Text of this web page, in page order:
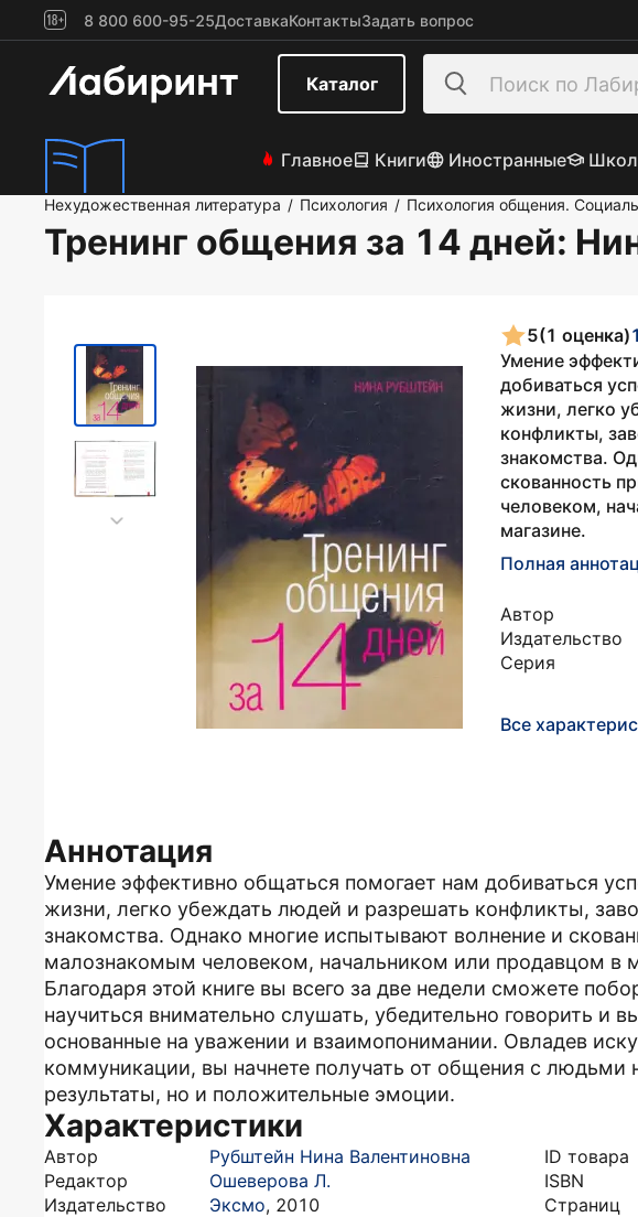
8 800 600-95-25ДоставкаКонтактыЗадать вопрос
Каталог
Главное Книги Иностранные
Нехудожественная литература / Психология / Психология общения.
Тренинг общения за 14 дней:
5(1 оценка)
Умение
добиваться
жизни, легко
конфликты,
знакомства.
скованность
человеком,
магазине.
Полная
Автор
Издательство
Серия
Все
Аннотация
Умение эффективно общаться помогает нам добиваться
жизни, легко убеждать людей и разрешать конфликты,
знакомства. Однако многие испытывают волнение и
малознакомым человеком, начальником или продавцом в
Благодаря этой книге вы всего за две недели сможете
научиться внимательно слушать, убедительно говорить и
основанные на уважении и взаимопонимании. Овладев
коммуникации, вы начнете получать от общения с людьми
результаты, но и положительные эмоции.
Характеристики
Автор
Рубштейн Нина Валентиновна
Редактор
Ошеверова Л.
Издательство
Эксмо, 2010
ID товара
ISBN
Страниц